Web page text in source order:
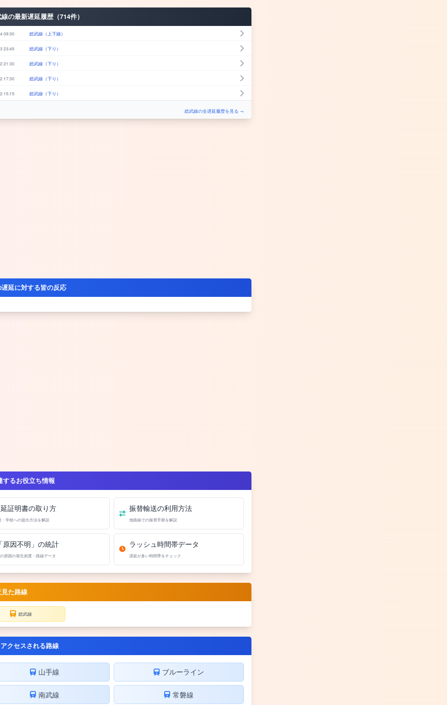
の最新遅延履歴（714件）
09:30 総武線（上下線）
23:45 総武線（下り）
21:30 総武線（下り）
17:30 総武線（下り）
15:15 総武線（下り）
総武線の全遅延履歴を見る →
延に対する皆の反応
するお役立ち情報
証明書の取り方
・学校への提出方法を解説
振替輸送の利用方法
他路線での振替手順を解説
原因不明」の統計
原因の発生頻度・路線データ
ラッシュ時間帯データ
遅延が多い時間帯をチェック
た路線
総武線
クセスされる路線
山手線 ブルーライン
南武線 常磐線